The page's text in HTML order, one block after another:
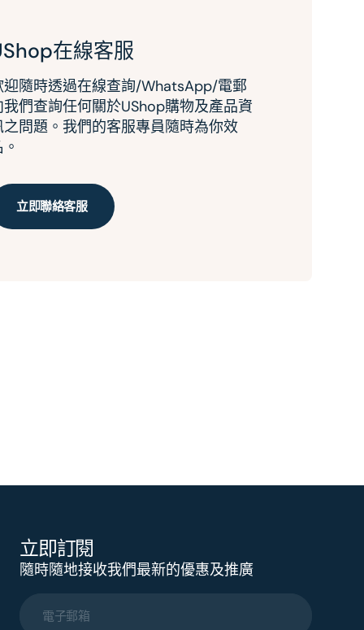
在線客服
迎隨時透過在線查詢/WhatsApp/電郵
我們查詢任何關於UShop購物及產品資
之問題。我們的客服專員隨時為你效
立即聯絡客服
立即訂閱
隨時隨地接收我們最新的優惠及推廣
電子郵箱